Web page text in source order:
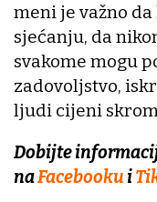
meni je važno
sjećanju, da
svakome mogu
zadovoljstvo,
ljudi cijeni
Dobijte
naFacebookui